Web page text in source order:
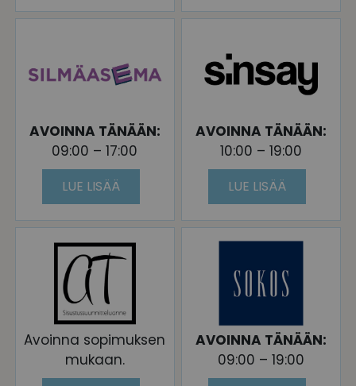
AVOINNA TÄNÄÄN:
09:00 – 17:00
LUE LISÄÄ
AVOINNA TÄNÄÄN:
10:00 – 19:00
LUE LISÄÄ
Avoinna sopimuksen
mukaan.
AVOINNA TÄNÄÄN:
09:00 – 19:00